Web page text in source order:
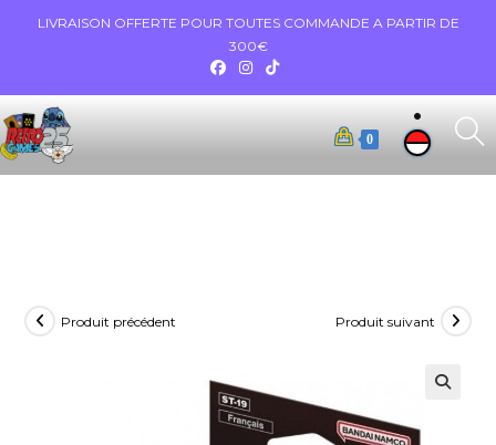
LIVRAISON OFFERTE POUR TOUTES COMMANDE A PARTIR DE
300€
0
Produit précédent Produit suivant